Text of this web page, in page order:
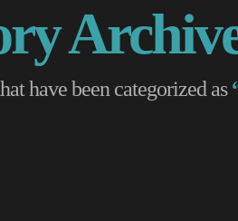
have been categorized as